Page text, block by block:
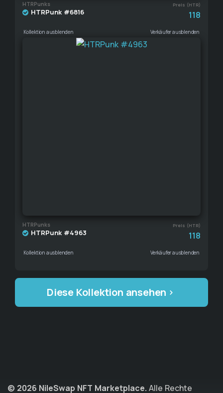
HTRPunks Preis (HTR)
HTRPunk #6816 118
Kollektion ausblenden Verkäufer ausblenden
HTRPunks Preis (HTR)
HTRPunk #4963 118
Kollektion ausblenden Verkäufer ausblenden
Diese Kollektion ansehen
© 2026 NileSwap NFT Marketplace. Alle Rechte